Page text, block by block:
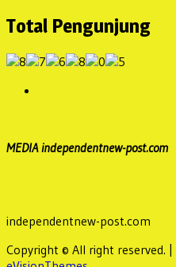
Total Pengunjung
MEDIA independentnew-post.com
independentnew-post.com
Copyright © All right reserved. |